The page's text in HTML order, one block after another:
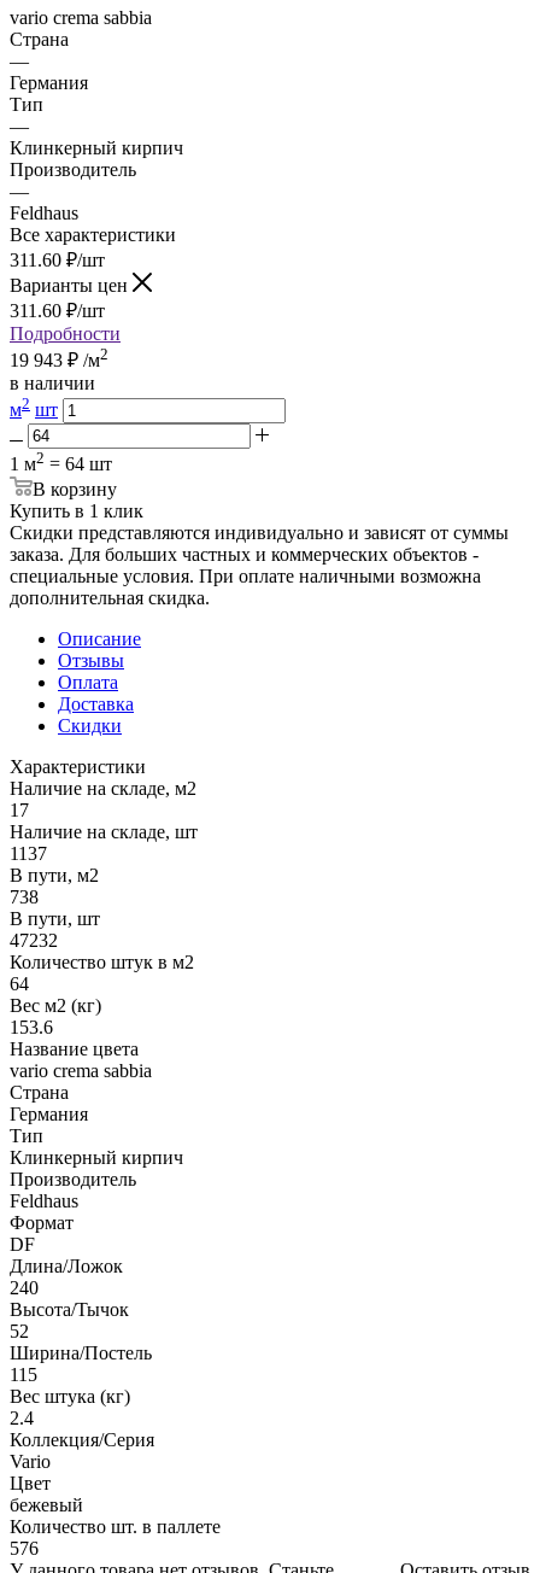
vario crema sabbia
Страна
—
Германия
Тип
—
Клинкерный кирпич
Производитель
—
Feldhaus
Все характеристики
311.60 ₽/шт
Варианты цен
311.60 ₽/шт
Подробности
19 943 ₽ /м2
в наличии
м2 шт
1 м2 = 64 шт
В корзину
Купить в 1 клик
Скидки представляются индивидуально и зависят от суммы
заказа. Для больших частных и коммерческих объектов -
специальные условия. При оплате наличными возможна
дополнительная скидка.
Описание
Отзывы
Оплата
Доставка
Скидки
Характеристики
Наличие на складе, м2
17
Наличие на складе, шт
1137
В пути, м2
738
В пути, шт
47232
Количество штук в м2
64
Вес м2 (кг)
153.6
Название цвета
vario crema sabbia
Страна
Германия
Тип
Клинкерный кирпич
Производитель
Feldhaus
Формат
DF
Длина/Ложок
240
Высота/Тычок
52
Ширина/Постель
115
Вес штука (кг)
2.4
Коллекция/Серия
Vario
Цвет
бежевый
Количество шт. в паллете
576